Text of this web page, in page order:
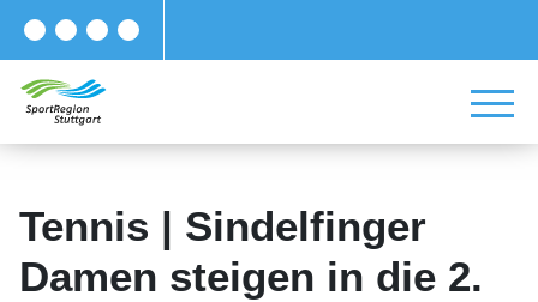
Tennis | Sindelfinger
Damen steigen in die 2.